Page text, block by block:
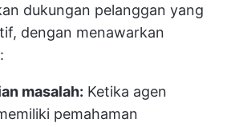
dukungan pelanggan yang
dengan menawarkan
masalah: Ketika agen
pemahaman